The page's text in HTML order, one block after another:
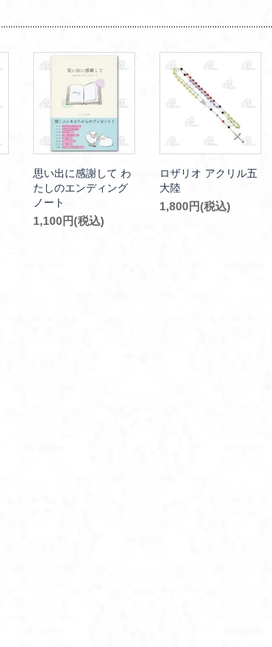
思い出に感謝して わ
たしのエンディング
ノート
1,100円(税込)
ロザリオ アクリル五
大陸
1,800円(税込)